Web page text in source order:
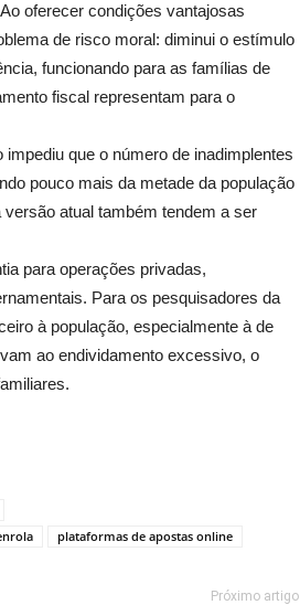
oferecer condições vantajosas
de risco moral: diminui o estímulo
funcionando para as famílias de
fiscal representam para o
que o número de inadimplentes
pouco mais da metade da população
atual também tendem a ser
para operações privadas,
Para os pesquisadores da
à população, especialmente à de
ao endividamento excessivo, o
plataformas de apostas online
Próximo artigo